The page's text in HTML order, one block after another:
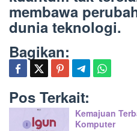
membawa
dunia teknologi.
Bagikan:
Pos Terkait:
Kemajuan
Komputer